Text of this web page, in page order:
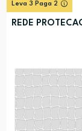
Leva 3 Paga 2
REDE